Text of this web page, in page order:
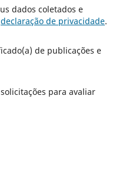
declaração de privacidade.